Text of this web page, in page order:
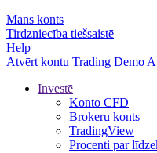
Mans konts
Tirdzniecība tiešsaistē
Help
Atvērt kontu Trading Demo
Investē
Konto CFD
Brokeru konts
TradingView
Procenti par